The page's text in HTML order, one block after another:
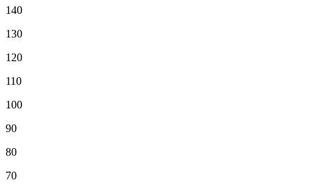
140
130
120
110
100
90
80
70